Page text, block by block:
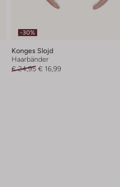
-30%
Konges Slojd
Haarbänder
€ 24,95 € 16,99